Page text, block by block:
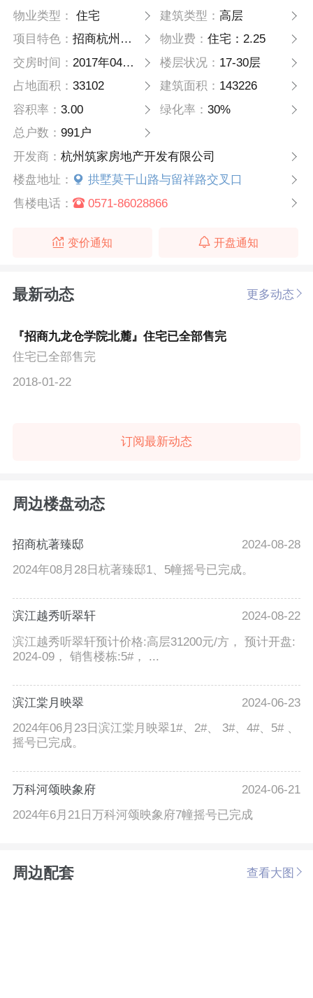
物业类型：
住宅 建筑类型： 高层
项目特色：招商杭州首发高端公园住区 物业费： 住宅：2.25
交房时间：2017年04月30日 楼层状况： 17-30层
占地面积：33102 建筑面积： 143226
容积率：3.00 绿化率： 30%
总户数：991户
开发商：杭州筑家房地产开发有限公司
楼盘地址：
拱墅莫干山路与留祥路交叉口
售楼电话：
0571-86028866
变价通知 开盘通知
最新动态 更多动态
『招商九龙仓学院北麓』住宅已全部售完
住宅已全部售完
2018-01-22
订阅最新动态
周边楼盘动态
招商杭著臻邸
2024-08-28
2024年08月28日杭著臻邸1、5幢摇号已完成。
滨江越秀听翠轩
2024-08-22
滨江越秀听翠轩预计价格:高层31200元/方， 预计开盘:
2024-09， 销售楼栋:5#， ...
滨江棠月映翠
2024-06-23
2024年06月23日滨江棠月映翠1#、2#、 3#、4#、5# 、
摇号已完成。
万科河颂映象府
2024-06-21
2024年6月21日万科河颂映象府7幢摇号已完成
周边配套 查看大图